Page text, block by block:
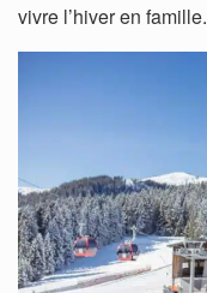
vivre l’hiver en famille.